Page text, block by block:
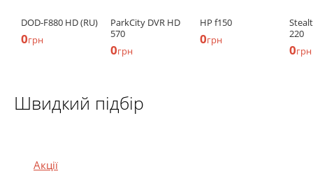
DOD-F880 HD (RU)
0грн
ParkCity DVR HD
570
0грн
HP f150
0грн
220
0грн
Швидкий підбір
Акції